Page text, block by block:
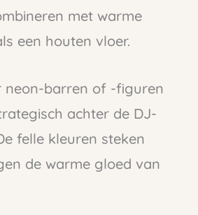
met warme
een houten vloer.
neon-barren of -figuren
achter de DJ-
felle kleuren steken
de warme gloed van